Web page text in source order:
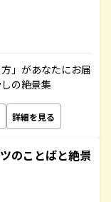
」があなたにお届
の絶景集
詳細を見る
のことばと絶景